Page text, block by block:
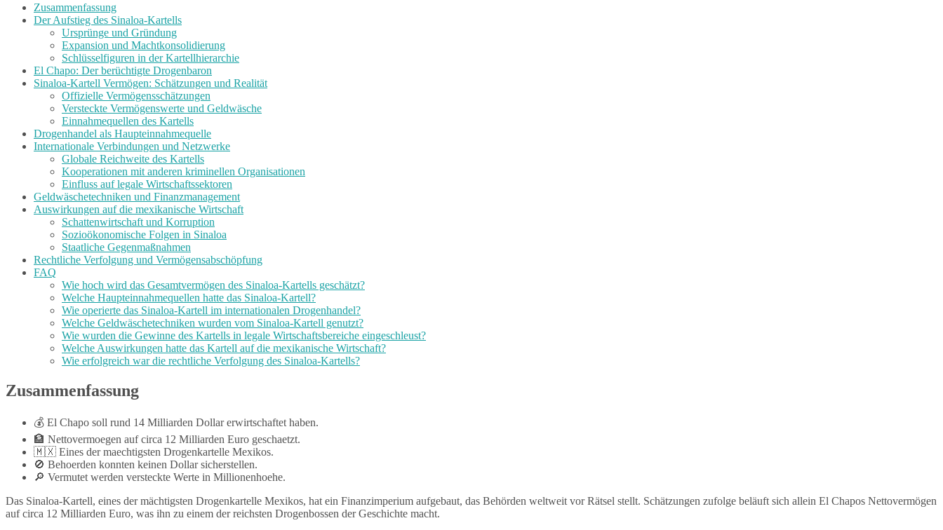
Zusammenfassung
Der Aufstieg des Sinaloa-Kartells
Ursprünge und Gründung
Expansion und Machtkonsolidierung
Schlüsselfiguren in der Kartellhierarchie
El Chapo: Der berüchtigte Drogenbaron
Sinaloa-Kartell Vermögen: Schätzungen und Realität
Offizielle Vermögensschätzungen
Versteckte Vermögenswerte und Geldwäsche
Einnahmequellen des Kartells
Drogenhandel als Haupteinnahmequelle
Internationale Verbindungen und Netzwerke
Globale Reichweite des Kartells
Kooperationen mit anderen kriminellen Organisationen
Einfluss auf legale Wirtschaftssektoren
Geldwäschetechniken und Finanzmanagement
Auswirkungen auf die mexikanische Wirtschaft
Schattenwirtschaft und Korruption
Sozioökonomische Folgen in Sinaloa
Staatliche Gegenmaßnahmen
Rechtliche Verfolgung und Vermögensabschöpfung
FAQ
Wie hoch wird das Gesamtvermögen des Sinaloa-Kartells geschätzt?
Welche Haupteinnahmequellen hatte das Sinaloa-Kartell?
Wie operierte das Sinaloa-Kartell im internationalen Drogenhandel?
Welche Geldwäschetechniken wurden vom Sinaloa-Kartell genutzt?
Wie wurden die Gewinne des Kartells in legale Wirtschaftsbereiche eingeschleust?
Welche Auswirkungen hatte das Kartell auf die mexikanische Wirtschaft?
Wie erfolgreich war die rechtliche Verfolgung des Sinaloa-Kartells?
Zusammenfassung
💰 El Chapo soll rund 14 Milliarden Dollar erwirtschaftet haben.
🏦 Nettovermoegen auf circa 12 Milliarden Euro geschaetzt.
🇲🇽 Eines der maechtigsten Drogenkartelle Mexikos.
🚫 Behoerden konnten keinen Dollar sicherstellen.
🔎 Vermutet werden versteckte Werte in Millionenhoehe.
Das Sinaloa-Kartell, eines der mächtigsten Drogenkartelle Mexikos, hat ein Finanzimperium aufgebaut, das Behörden weltweit vor Rätsel stellt. Schätzungen zufolge beläuft sich allein El Chapos Nettovermögen
auf circa 12 Milliarden Euro, was ihn zu einem der reichsten Drogenbossen der Geschichte macht.